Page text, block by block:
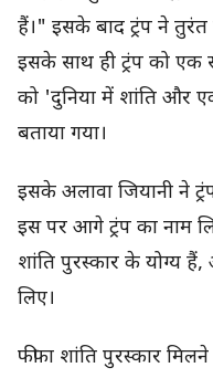
हैं।" इसके बाद ट्रंप ने
इसके साथ ही ट्रंप को एक
को 'दुनिया में शांति और
बताया गया।
इसके अलावा जियानी ने
इस पर आगे ट्रंप का नाम
शांति पुरस्कार के योग्य
लिए।
फीफा शांति पुरस्कार